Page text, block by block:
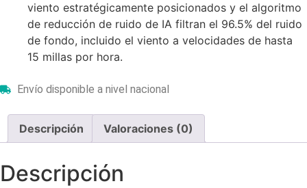
viento estratégicamente posicionados y el algoritmo
de reducción de ruido de IA filtran el 96.5% del ruido
de fondo, incluido el viento a velocidades de hasta
15 millas por hora.
Envío disponible a nivel nacional
Descripción Valoraciones (0)
Descripción